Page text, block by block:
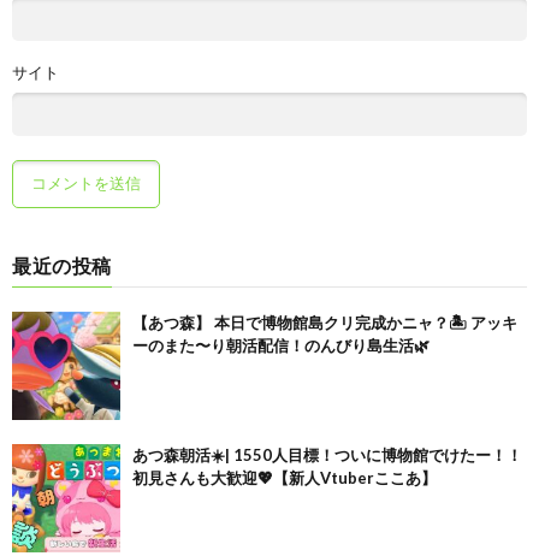
サイト
最近の投稿
【あつ森】 本日で博物館島クリ完成かニャ？🏝️ アッキ
ーのまた〜り朝活配信！のんびり島生活🌿
あつ森朝活☀️| 1550人目標！ついに博物館でけたー！！
初見さんも大歓迎💖【新人Vtuberここあ】